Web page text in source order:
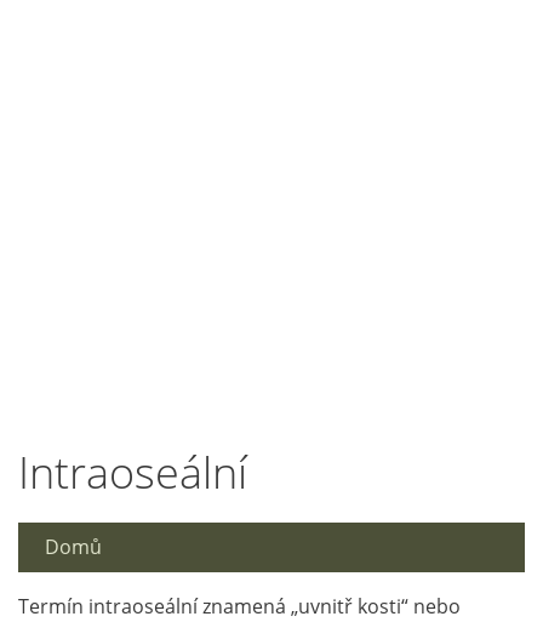
Intraoseální
Domů
Termín intraoseální znamená „uvnitř kosti“ nebo